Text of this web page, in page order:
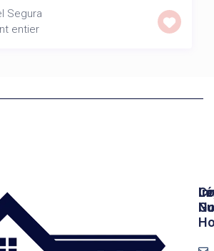
Segura
entier